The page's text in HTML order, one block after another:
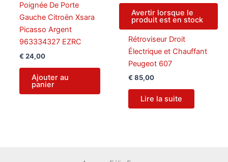
Poignée De Porte
Gauche Citroën Xsara
Picasso Argent
963334327 EZRC
€ 24,00
Ajouter au
panier
Avertir lorsque le
produit est en stock
Rétroviseur Droit
Électrique et Chauffant
Peugeot 607
€ 85,00
Lire la suite